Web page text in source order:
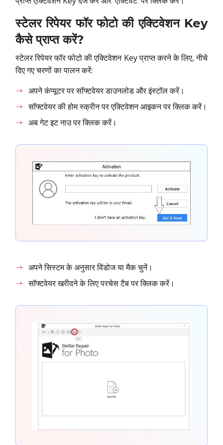
स्टेलर रिपेयर फॉर फोटो की एक्टिवेशन Key
कैसे प्राप्त करें?
स्टेलर रिपेयर फॉर फोटो की एक्टिवेशन Key प्राप्त करने के लिए, नीचे
दिए गए चरणों का पालन करें:
अपने कंप्यूटर पर सॉफ्टवेयर डाउनलोड और इंस्टॉल करें।
सॉफ्टवेयर की होम स्क्रीन पर एक्टिवेशन आइकन पर क्लिक करें।
अब गेट इट नाउ पर क्लिक करें।
अपने सिस्टम के अनुसार विंडोज या मैक चुनें।
सॉफ्टवेयर खरीदने के लिए परचेस टैब पर क्लिक करें।